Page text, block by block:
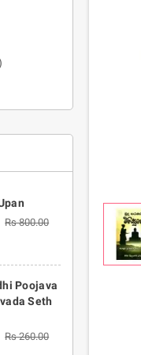
Rs 800.00
Poojava
Seth
Rs 260.00